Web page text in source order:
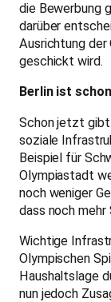
die Bewerbung
darüber
Ausrichtung der
geschickt wird.
Berlin ist
Schon jetzt gibt
soziale
Beispiel für
Olympiastadt
noch weniger
dass noch mehr
Wichtige
Olympischen
Haushaltslage
nun jedoch